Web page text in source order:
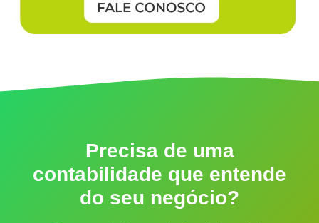
Precisa de uma
contabilidade que entende
do seu negócio?